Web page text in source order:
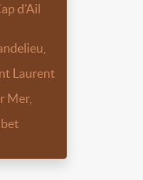
d’Ail
Laurent
Mer,